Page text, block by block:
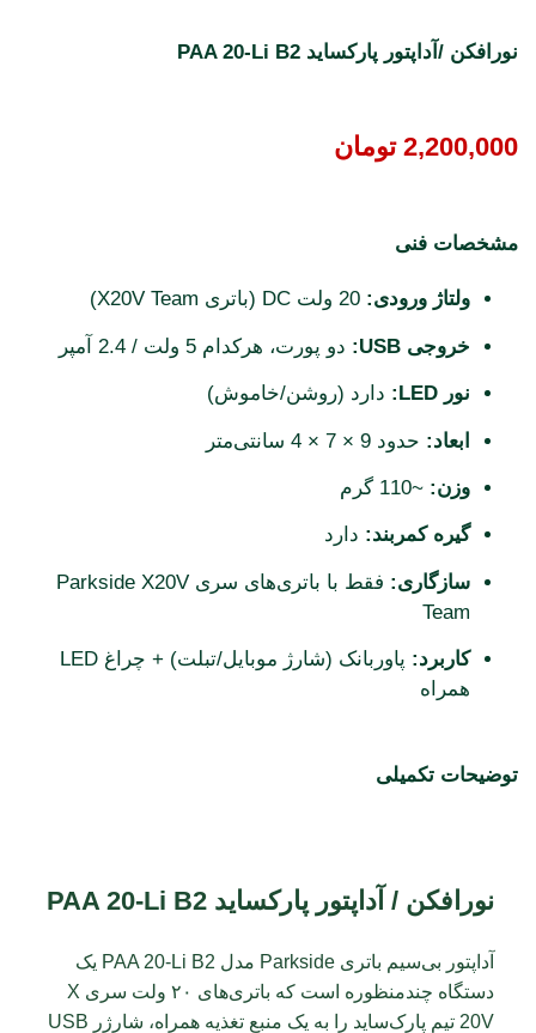
نورافکن /آداپتور پارکساید PAA 20-Li B2
2,200,000 تومان
مشخصات فنی
ولتاژ ورودی:
خروجی USB: دو پورت، هرکدام 5 ولت / 2.4 آمپر
نور LED: دارد (روشن/خاموش)
ابعاد: حدود 9 × 7 × 4 سانتی‌متر
وزن: ~110 گرم
گیره کمربند: دارد
سازگاری:
فقط با باتری‌های سری Parkside X20V
Team
کاربرد:
پاوربانک (شارژ موبایل/تبلت) + چراغ LED
همراه
توضیحات تکمیلی
نورافکن / آداپتور پارکساید PAA 20-Li B2
آداپتور بی‌سیم باتری Parkside مدل PAA 20-Li B2 یک
دستگاه چندمنظوره است که باتری‌های ۲۰ ولت سری X
20V تیم پارک‌ساید را به یک منبع تغذیه همراه، شارژر USB